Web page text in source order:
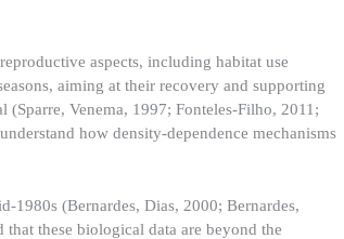
aspects, including habitat use
aiming at their recovery and supporting
(Sparre, Venema, 1997; Fonteles-Filho, 2011;
how density-dependence mechanisms
1980s (Bernardes, Dias, 2000; Bernardes,
these biological data are beyond the